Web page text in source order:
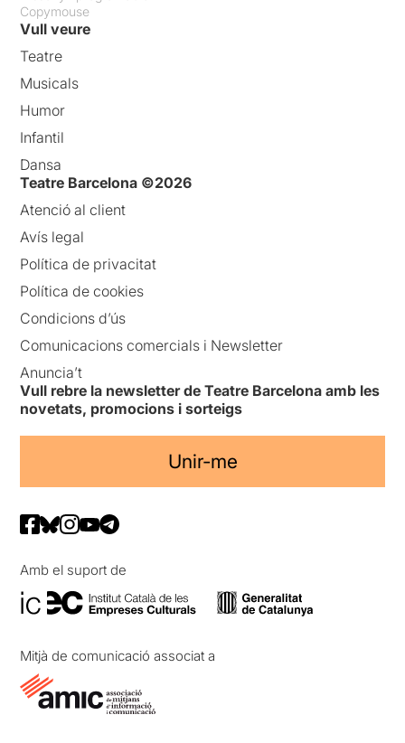
Copymouse
Vull veure
Teatre
Musicals
Humor
Infantil
Dansa
Teatre Barcelona ©2026
Atenció al client
Avís legal
Política de privacitat
Política de cookies
Condicions d’ús
Comunicacions comercials i Newsletter
Anuncia’t
Vull rebre la newsletter de Teatre Barcelona amb les
novetats, promocions i sorteigs
Unir-me
Amb el suport de
Mitjà de comunicació associat a